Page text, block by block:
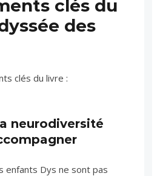
clés du
des
clés du livre :
neurodiversité
enfants Dys ne sont pas